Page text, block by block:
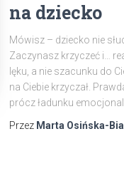
na dziecko
Mówisz – dziecko nie
Zaczynasz krzyczeć i…
lęku, a nie szacunku do
na Ciebie krzyczał.
prócz ładunku
Przez Marta Osińska-